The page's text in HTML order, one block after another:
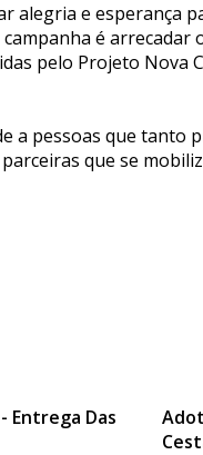
alegria e esperança
é arrecadar
pelo Projeto Nova
pessoas que tanto
que se
Entrega Das